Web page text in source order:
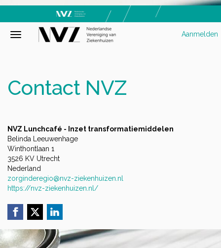
Aanmelden
Contact NVZ
NVZ Lunchcafé - Inzet transformatiemiddelen
Belinda Leeuwenhage
Winthontlaan 1
3526 KV Utrecht
Nederland
zorginderegio@nvz-ziekenhuizen.nl
https://nvz-ziekenhuizen.nl/